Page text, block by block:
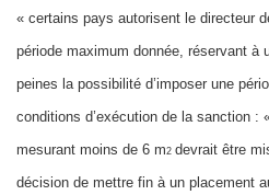
« certains pays autorisent le directeur
période maximum donnée, réservant à
peines la possibilité d’imposer une
conditions d’exécution de la sanction :
mesurant moins de 6 m2 devrait être
décision de mettre fin à un placement